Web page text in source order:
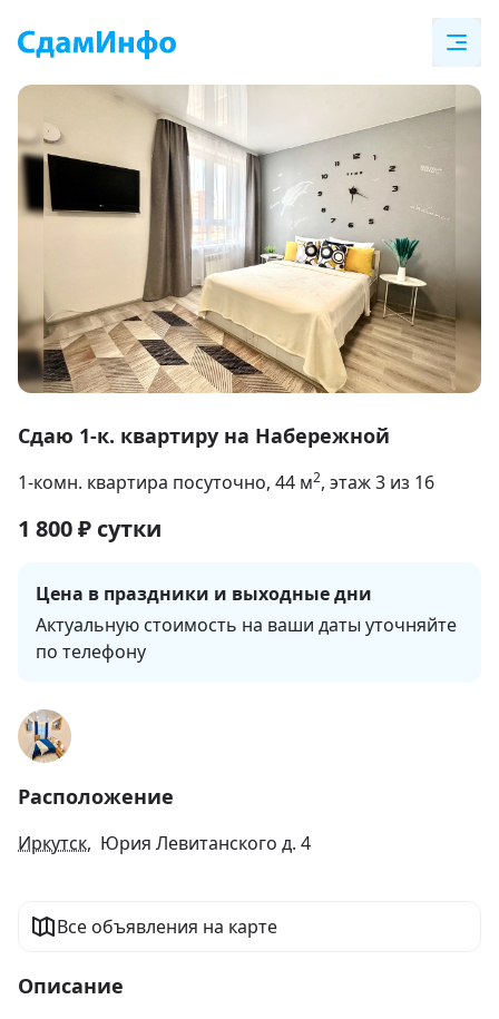
1
21
Сдаю 1-к. квартиру на Набережной
1-комн. квартира посуточно, 44 м2, этаж 3 из 16
1 800₽ сутки
Цена в праздники и выходные дни
Актуальную стоимость на ваши даты уточняйте
по телефону
Расположение
Иркутск, Юрия Левитанского д. 4
Все объявления на карте
Описание